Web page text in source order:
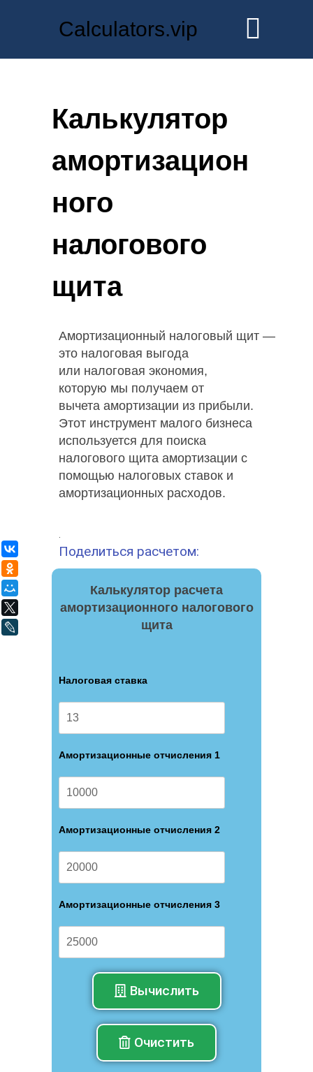
Calculators.vip
Калькулятор
амортизацион
ного
налогового
щита
Амортизационный налоговый щит —
это налоговая выгода
или налоговая экономия,
которую мы получаем от
вычета амортизации из прибыли.
Этот инструмент малого бизнеса
используется для поиска
налогового щита амортизации с
помощью налоговых ставок и
амортизационных расходов.
Поделиться расчетом:
Калькулятор расчета
амортизационного налогового
щита
Налоговая ставка
Амортизационные отчисления 1
Амортизационные отчисления 2
Амортизационные отчисления 3
Вычислить
Очистить
ВКонтакте
Одноклассники